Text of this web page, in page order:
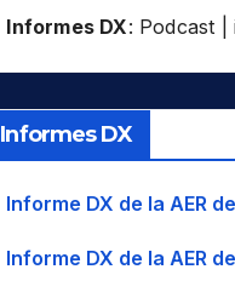
Informes DX: Podcast
Informes DX
Informe DX de la AER
Informe DX de la AER